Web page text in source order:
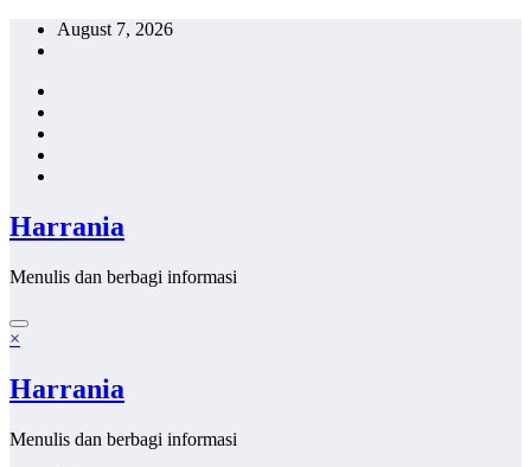
Skip
August 7, 2026
Harrania
Menulis dan berbagi informasi
×
Harrania
Menulis dan berbagi informasi